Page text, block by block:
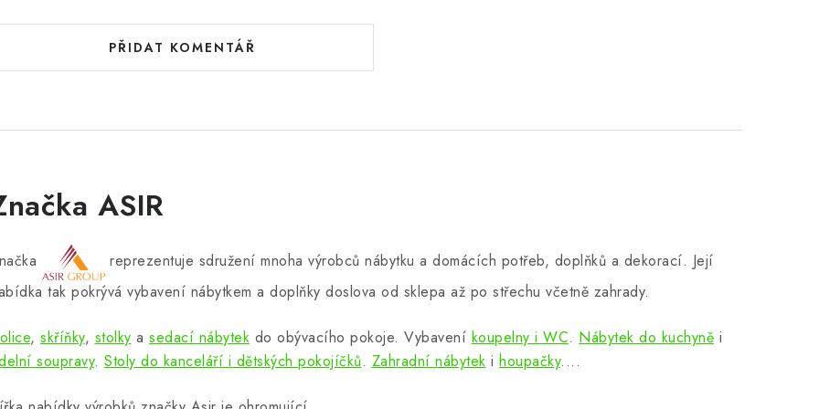
PŘIDAT KOMENTÁŘ
ASIR
reprezentuje sdružení mnoha výrobců nábytku a domácích potřeb, doplňků a dekorací. Její
tak pokrývá vybavení nábytkem a doplňky doslova od sklepa až po střechu včetně zahrady.
, skříňky, stolky a sedací nábytek do obývacího pokoje. Vybavení koupelny i WC. Nábytek do kuchyně i
soupravy. Stoly do kanceláří i dětských pokojíčků. Zahradní nábytek i houpačky....